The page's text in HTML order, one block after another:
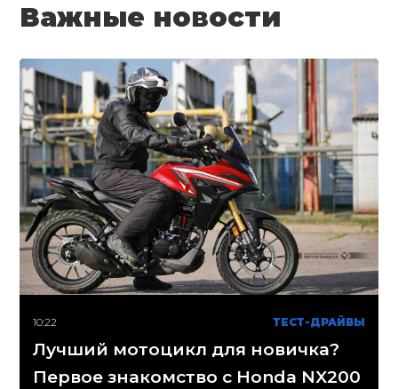
Важные новости
10:22 ТЕСТ-ДРАЙВЫ
Лучший мотоцикл для новичка?
Первое знакомство с Honda NX200